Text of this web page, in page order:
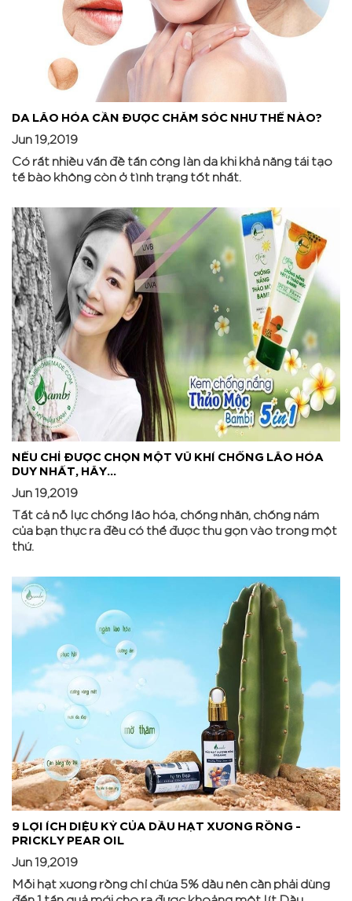
DA LÃO HÓA CẦN ĐƯỢC CHĂM SÓC NHƯ THẾ NÀO?
Jun 19,2019
Có rất nhiều vấn đề tấn công làn da khi khả năng tái tạo
tế bào không còn ở tình trạng tốt nhất.
NẾU CHỈ ĐƯỢC CHỌN MỘT VŨ KHÍ CHỐNG LÃO HÓA
DUY NHẤT, HÃY...
Jun 19,2019
Tất cả nỗ lực chống lão hóa, chống nhăn, chống nám
của bạn thực ra đều có thể được thu gọn vào trong một
thứ.
9 LỢI ÍCH DIỆU KỲ CỦA DẦU HẠT XƯƠNG RỒNG -
PRICKLY PEAR OIL
Jun 19,2019
Mỗi hạt xương rồng chỉ chứa 5% dầu nên cần phải dùng